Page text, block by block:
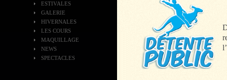
ESTIVALES
GALERIE
HIVERNALES
LES COURS
MAQUILLAGE
NEWS
SPECTACLES